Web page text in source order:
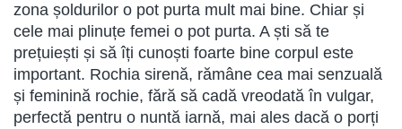
zona șoldurilor o pot purta mult mai bine. Chiar și
cele mai plinuțe femei o pot purta. A ști să te
prețuiești și să îți cunoști foarte bine corpul este
important. Rochia sirenă, rămâne cea mai senzuală
și feminină rochie, fără să cadă vreodată în vulgar,
perfectă pentru o nuntă iarnă, mai ales dacă o porți